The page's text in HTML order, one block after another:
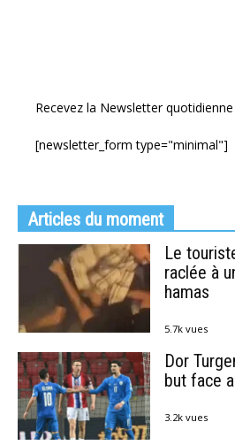
Recevez la Newsletter
[newsletter_form type="minimal"]
Articles du moment
Le
raclée à
hamas
5.7k vues
Dor
but face
3.2k vues